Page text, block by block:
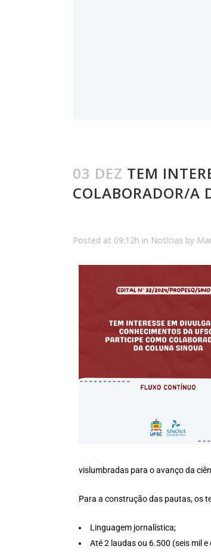
03 DEZ TEM
COLABORADOR/A
Posted at 09:12h in Notícias by
vislumbradas para o avanço da
Para a construção das pautas, os
Linguagem jornalística;
Até 2 laudas ou 6.500 (seis mil